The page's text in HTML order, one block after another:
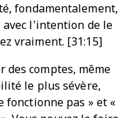
fondamentalement,
avec l’intention de le
vraiment. [31:15]
des comptes, même
le plus sévère,
fonctionne pas » et «